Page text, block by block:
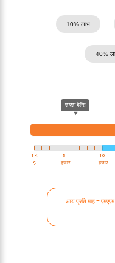
10% लाभ
40%
एमएएम बैलेंस
1K
$
5
हजार
10
हजार
आय प्रति माह =